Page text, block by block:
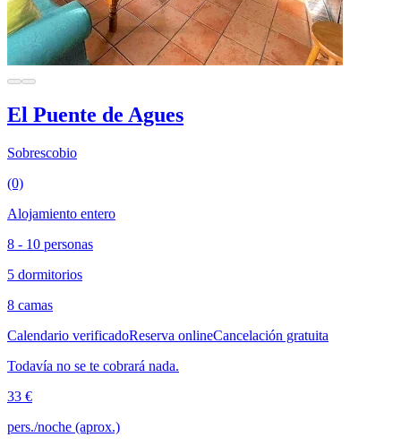
El Puente de Agues
Sobrescobio
(0)
Alojamiento entero
8 - 10 personas
5 dormitorios
8 camas
Calendario verificadoReserva onlineCancelación gratuita
Todavía no se te cobrará nada.
33 €
pers./noche (aprox.)